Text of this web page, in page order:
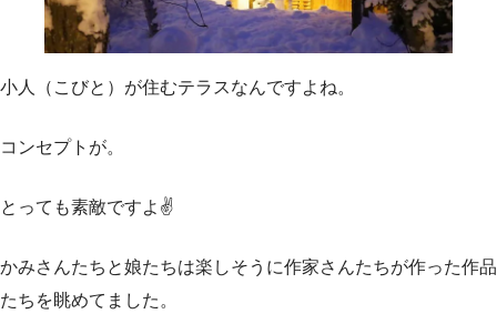
小人（こびと）が住むテラスなんですよね。
コンセプトが。
とっても素敵ですよ✌️
かみさんたちと娘たちは楽しそうに作家さんたちが作った作品
たちを眺めてました。